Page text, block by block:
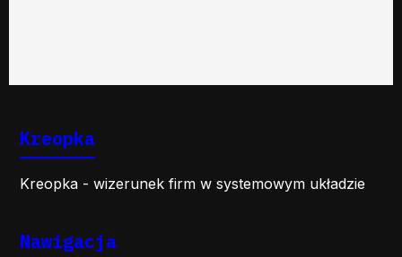
Kreopka
Kreopka - wizerunek firm w systemowym układzie
Nawigacja